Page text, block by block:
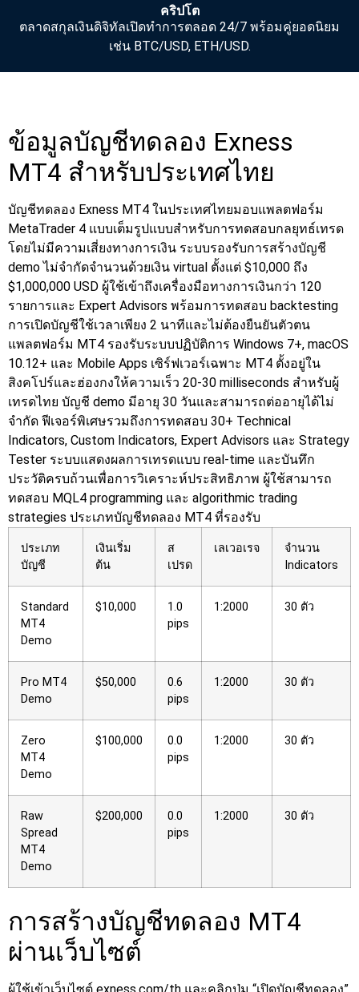
คริปโต
ตลาดสกุลเงินดิจิทัลเปิดทำการตลอด 24/7 พร้อมคู่ยอดนิยม
เช่น BTC/USD, ETH/USD.
ข้อมูลบัญชีทดลอง Exness
MT4 สำหรับประเทศไทย
บัญชีทดลอง Exness MT4 ในประเทศไทยมอบแพลตฟอร์ม
MetaTrader 4 แบบเต็มรูปแบบสำหรับการทดสอบกลยุทธ์เทรด
โดยไม่มีความเสี่ยงทางการเงิน ระบบรองรับการสร้างบัญชี
demo ไม่จำกัดจำนวนด้วยเงิน virtual ตั้งแต่ $10,000 ถึง
$1,000,000 USD ผู้ใช้เข้าถึงเครื่องมือทางการเงินกว่า 120
รายการและ Expert Advisors พร้อมการทดสอบ backtesting
การเปิดบัญชีใช้เวลาเพียง 2 นาทีและไม่ต้องยืนยันตัวตน
แพลตฟอร์ม MT4 รองรับระบบปฏิบัติการ Windows 7+, macOS
10.12+ และ Mobile Apps เซิร์ฟเวอร์เฉพาะ MT4 ตั้งอยู่ใน
สิงคโปร์และฮ่องกงให้ความเร็ว 20-30 milliseconds สำหรับผู้
เทรดไทย บัญชี demo มีอายุ 30 วันและสามารถต่ออายุได้ไม่
จำกัด ฟีเจอร์พิเศษรวมถึงการทดสอบ 30+ Technical
Indicators, Custom Indicators, Expert Advisors และ Strategy
Tester ระบบแสดงผลการเทรดแบบ real-time และบันทึก
ประวัติครบถ้วนเพื่อการวิเคราะห์ประสิทธิภาพ ผู้ใช้สามารถ
ทดสอบ MQL4 programming และ algorithmic trading
strategies ประเภทบัญชีทดลอง MT4 ที่รองรับ
ประเภท
บัญชี
เงินเริ่ม
ต้น
ส
เปรด
เลเวอเรจ
จำนวน
Indicators
Standard
MT4
Demo
$10,000
1.0
pips
1:2000 30 ตัว
Pro MT4
Demo
$50,000
0.6
pips
1:2000 30 ตัว
Zero
MT4
Demo
$100,000
0.0
pips
1:2000 30 ตัว
Raw
Spread
MT4
Demo
$200,000
0.0
pips
1:2000 30 ตัว
การสร้างบัญชีทดลอง MT4
ผ่านเว็บไซต์